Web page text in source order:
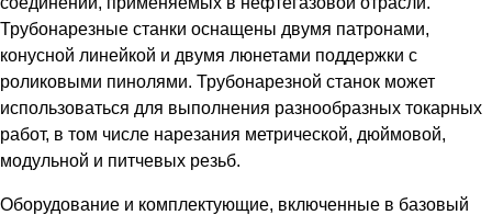
Трубонарезные станки оснащены двумя патронами,
конусной линейкой и двумя люнетами поддержки с
роликовыми пинолями. Трубонарезной станок может
использоваться для выполнения разнообразных токарных
работ, в том числе нарезания метрической, дюймовой,
модульной и питчевых резьб.
Оборудование и комплектующие, включенные в базовый